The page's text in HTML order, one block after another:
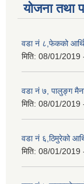
योजना तथा
वडा नं ८,फेकको
मिति: 08/01/2019
वडा नं ७, पालुङ्ग
मिति: 08/01/2019
वडा नं ६,ठिमुरेको
मिति: 08/01/2019